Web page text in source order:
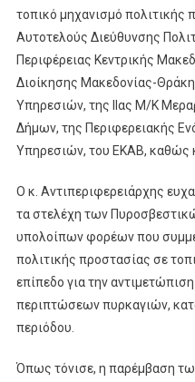
τοπικό μηχανισμό πολιτικής
Αυτοτελούς Διεύθυνσης
Περιφέρειας Κεντρικής
Διοίκησης Μακεδονίας-
Υπηρεσιών, της ΙΙας Μ/Κ
Δήμων, της Περιφερειακής
Υπηρεσιών, του ΕΚΑΒ, καθώς
Ο κ. Αντιπεριφερειάρχης
τα στελέχη των
υπολοίπων φορέων που
πολιτικής προστασίας σε
επίπεδο για την
περιπτώσεων πυρκαγιών,
περιόδου.
Όπως τόνισε, η παρέμβαση